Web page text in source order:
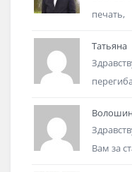
печать,
Татьяна
Вам за